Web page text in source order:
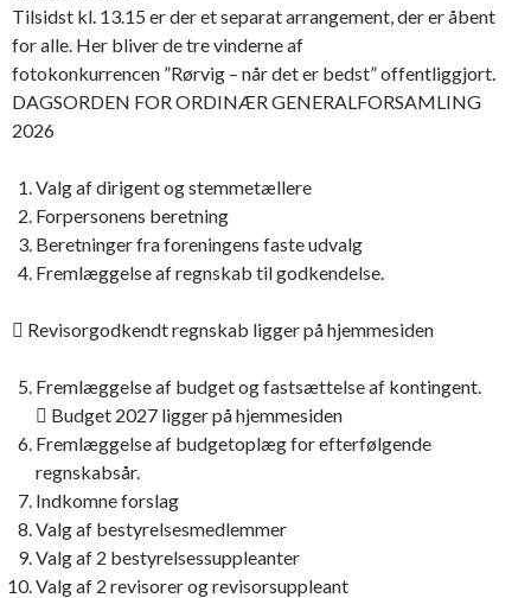
Tilsidst kl. 13.15 er der et separat arrangement, der er åbent
for alle. Her bliver de tre vinderne af
fotokonkurrencen ”Rørvig – når det er bedst” offentliggjort.
DAGSORDEN FOR ORDINÆR GENERALFORSAMLING
2026
Valg af dirigent og stemmetællere
Forpersonens beretning
Beretninger fra foreningens faste udvalg
Fremlæggelse af regnskab til godkendelse.
 Revisorgodkendt regnskab ligger på hjemmesiden
Fremlæggelse af budget og fastsættelse af kontingent.
 Budget 2027 ligger på hjemmesiden
Fremlæggelse af budgetoplæg for efterfølgende
regnskabsår.
Indkomne forslag
Valg af bestyrelsesmedlemmer
Valg af 2 bestyrelsessuppleanter
Valg af 2 revisorer og revisorsuppleant